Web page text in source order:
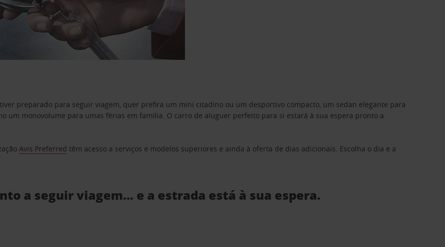
preparado para seguir viagem, quer prefira um mini citadino ou um desportivo compacto, um sedan elegante para
um monovolume para umas férias em família. O carro de aluguer perfeito para si estará à sua espera pronto a
Avis Preferred têm acesso a serviços e modelos superiores e ainda à oferta de dias adicionais. Escolha o dia e a
a seguir viagem… e a estrada está à sua espera.